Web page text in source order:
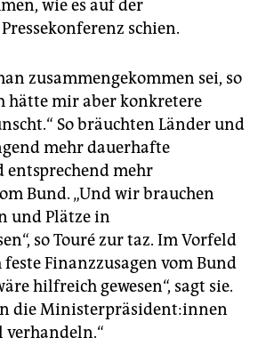
wie es auf der
schien.
zusammengekommen sei, so
hätte mir aber konkretere
So bräuchten Länder und
mehr dauerhafte
mehr
Bund. „Und wir brauchen
und Plätze in
so Touré zur taz. Im Vorfeld
feste Finanzzusagen vom Bund
hilfreich gewesen“, sagt sie.
die Mi­nis­ter­prä­si­den­t:in­nen